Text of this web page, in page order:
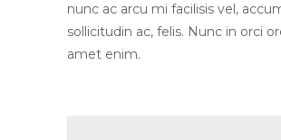
nunc ac arcu mi facilisis vel,
sollicitudin ac, felis. Nunc in orci
amet enim.